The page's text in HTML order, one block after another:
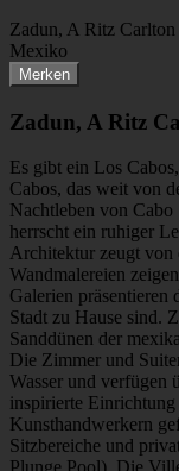
Zadun, A Ritz Carlton
Mexiko
Merken
Zadun, A Ritz
Es gibt ein Los
Cabos, das weit von
Nachtleben von Cabo
herrscht ein ruhiger
Architektur zeugt von
Wandmalereien
Galerien
Stadt zu Hause sind.
Sanddünen der
Die Zimmer und
Wasser und verfügen
inspirierte
Kunsthandwerkern
Sitzbereiche und